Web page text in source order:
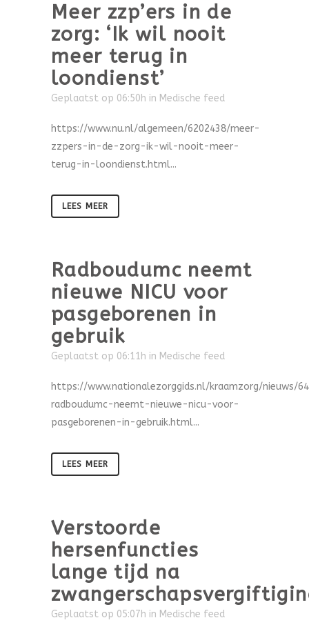
Meer zzp’ers in de
zorg: ‘Ik wil nooit
meer terug in
loondienst’
Geplaatst op 06:50h in Medische feed
https://www.nu.nl/algemeen/6202438/meer-
zzpers-in-de-zorg-ik-wil-nooit-meer-
terug-in-loondienst.html...
LEES MEER
Radboudumc neemt
nieuwe NICU voor
pasgeborenen in
gebruik
Geplaatst op 06:11h in Medische feed
https://www.nationalezorggids.nl/kraamzorg/nieuws/
radboudumc-neemt-nieuwe-nicu-voor-
pasgeborenen-in-gebruik.html...
LEES MEER
Verstoorde
hersenfuncties
lange tijd na
Geplaatst op 05:07h in Medische feed